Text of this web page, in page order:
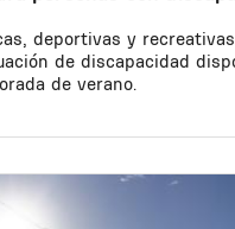
deportivas y
de discapacidad
de verano.